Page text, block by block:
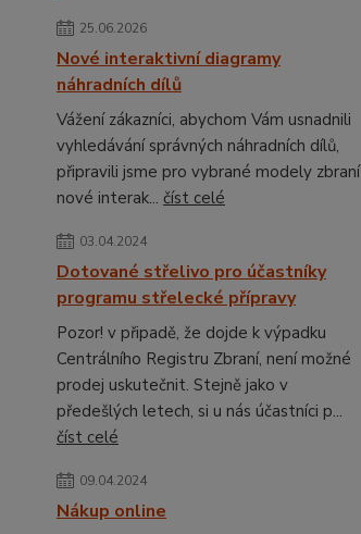
25.06.2026
Nové interaktivní diagramy
náhradních dílů
Vážení zákazníci, abychom Vám usnadnili
vyhledávání správných náhradních dílů,
připravili jsme pro vybrané modely zbraní
nové interak... číst celé
03.04.2024
Dotované střelivo pro účastníky
programu střelecké přípravy
Pozor! v připadě, že dojde k výpadku
Centrálního Registru Zbraní, není možné
prodej uskutečnit. Stejně jako v
předešlých letech, si u nás účastníci p...
číst celé
09.04.2024
Nákup online